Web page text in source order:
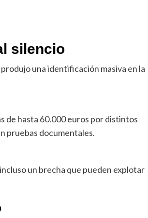
silencio
una identificación masiva en la
de hasta 60.000 euros por distintos
pruebas documentales.
un brecha que pueden explotar